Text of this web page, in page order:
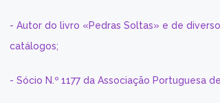
- Autor do livro «Pedras Soltas» e de
catálogos;
- Sócio N.º 1177 da Associação Portuguesa